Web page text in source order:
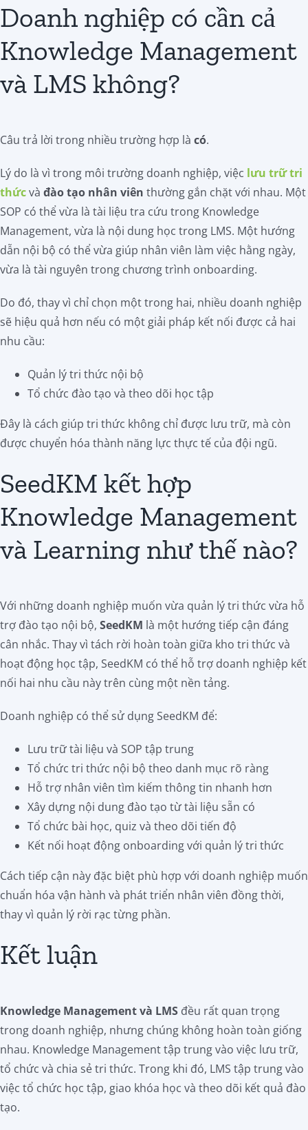
Doanh nghiệp có cần cả
Knowledge Management
và LMS không?
Câu trả lời trong nhiều trường hợp là có.
Lý do là vì trong môi trường doanh nghiệp, việc lưu trữ tri
thứcvà đào tạo nhân viên thường gắn chặt với nhau. Một
SOP có thể vừa là tài liệu tra cứu trong Knowledge
Management, vừa là nội dung học trong LMS. Một hướng
dẫn nội bộ có thể vừa giúp nhân viên làm việc hằng ngày,
vừa là tài nguyên trong chương trình onboarding.
Do đó, thay vì chỉ chọn một trong hai, nhiều doanh nghiệp
sẽ hiệu quả hơn nếu có một giải pháp kết nối được cả hai
nhu cầu:
Quản lý tri thức nội bộ
Tổ chức đào tạo và theo dõi học tập
Đây là cách giúp tri thức không chỉ được lưu trữ, mà còn
được chuyển hóa thành năng lực thực tế của đội ngũ.
SeedKM kết hợp
Knowledge Management
và Learning như thế nào?
Với những doanh nghiệp muốn vừa quản lý tri thức vừa hỗ
trợ đào tạo nội bộ, SeedKM là một hướng tiếp cận đáng
cân nhắc. Thay vì tách rời hoàn toàn giữa kho tri thức và
hoạt động học tập, SeedKM có thể hỗ trợ doanh nghiệp kết
nối hai nhu cầu này trên cùng một nền tảng.
Doanh nghiệp có thể sử dụng SeedKM để:
Lưu trữ tài liệu và SOP tập trung
Tổ chức tri thức nội bộ theo danh mục rõ ràng
Hỗ trợ nhân viên tìm kiếm thông tin nhanh hơn
Xây dựng nội dung đào tạo từ tài liệu sẵn có
Tổ chức bài học, quiz và theo dõi tiến độ
Kết nối hoạt động onboarding với quản lý tri thức
Cách tiếp cận này đặc biệt phù hợp với doanh nghiệp muốn
chuẩn hóa vận hành và phát triển nhân viên đồng thời,
thay vì quản lý rời rạc từng phần.
Kết luận
Knowledge Management và LMSđều rất quan trọng
trong doanh nghiệp, nhưng chúng không hoàn toàn giống
nhau. Knowledge Management tập trung vào việc lưu trữ,
tổ chức và chia sẻ tri thức. Trong khi đó, LMS tập trung vào
việc tổ chức học tập, giao khóa học và theo dõi kết quả đào
tạo.